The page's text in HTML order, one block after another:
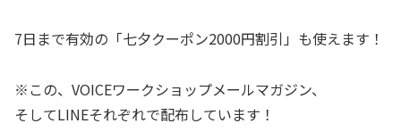
7日まで有効の「七夕クーポン2000円割引」も使えます！
※この、VOICEワークショップメールマガジン、
そしてLINEそれぞれで配布しています！